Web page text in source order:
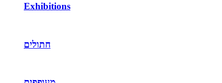
Exhibitions
חתולים